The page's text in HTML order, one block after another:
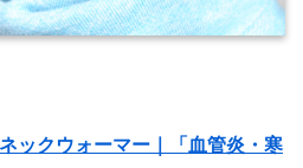
ックウォーマー｜「血管炎・寒